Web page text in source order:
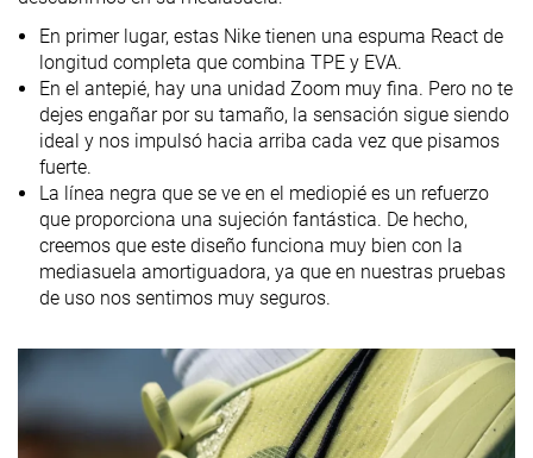
En primer lugar, estas Nike tienen una espuma React de
longitud completa que combina TPE y EVA.
En el antepié, hay una unidad Zoom muy fina. Pero no te
dejes engañar por su tamaño, la sensación sigue siendo
ideal y nos impulsó hacia arriba cada vez que pisamos
fuerte.
La línea negra que se ve en el mediopié es un refuerzo
que proporciona una sujeción fantástica. De hecho,
creemos que este diseño funciona muy bien con la
mediasuela amortiguadora, ya que en nuestras pruebas
de uso nos sentimos muy seguros.